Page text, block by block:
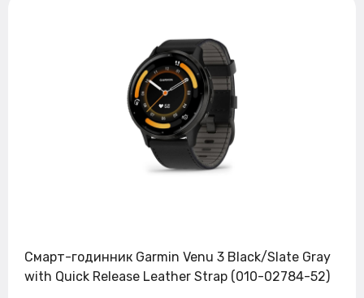
Смарт-годинник Garmin Venu 3 Black/Slate Gray
with Quick Release Leather Strap (010-02784-52)